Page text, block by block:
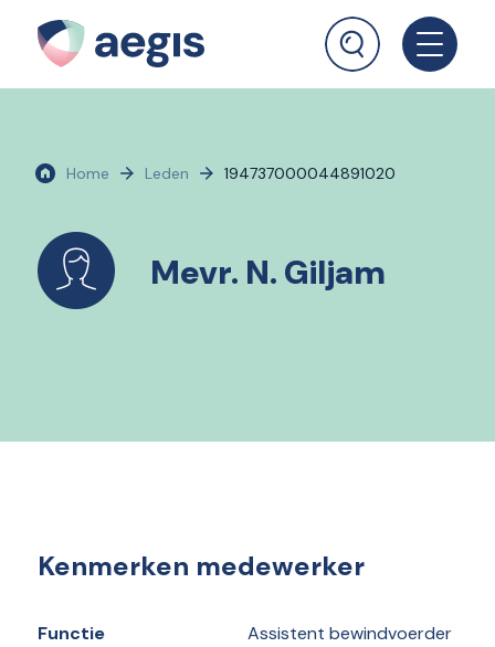
Home Leden 194737000044891020
Mevr. N. Giljam
Kenmerken medewerker
Functie Assistent bewindvoerder